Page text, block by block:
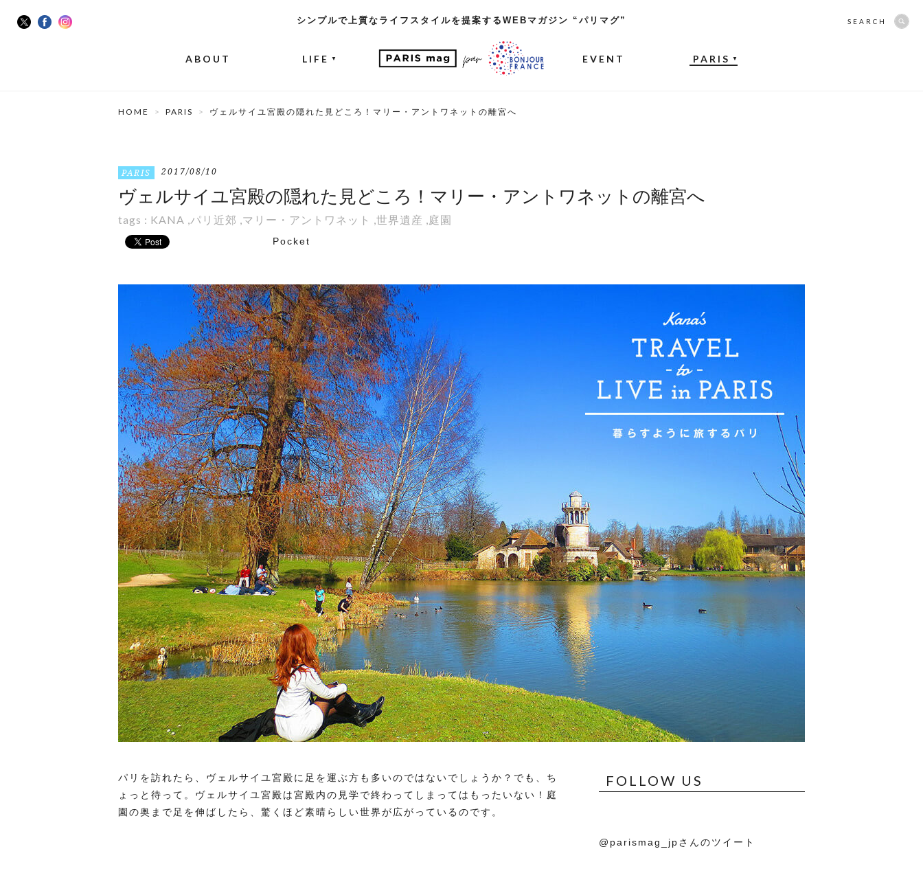
シンプルで上質なライフスタイルを提案するWEBマガジン “パリマグ”
ABOUT LIFE ▼ EVENT PARIS ▼
SEARCH
HOME PARIS ヴェルサイユ宮殿の隠れた見どころ！マリー・アントワネットの離宮へ
PARIS 2017/08/10
ヴェルサイユ宮殿の隠れた見どころ！マリー・アントワネットの離宮へ
tags : KANA ,パリ近郊 ,マリー・アントワネット ,世界遺産 ,庭園
Pocket
パリを訪れたら、ヴェルサイユ宮殿に足を運ぶ方も多いのではないでしょうか？でも、ち
ょっと待って。ヴェルサイユ宮殿は宮殿内の見学で終わってしまってはもったいない！庭
園の奥まで足を伸ばしたら、驚くほど素晴らしい世界が広がっているのです。
FOLLOW US
@parismag_jpさんのツイート